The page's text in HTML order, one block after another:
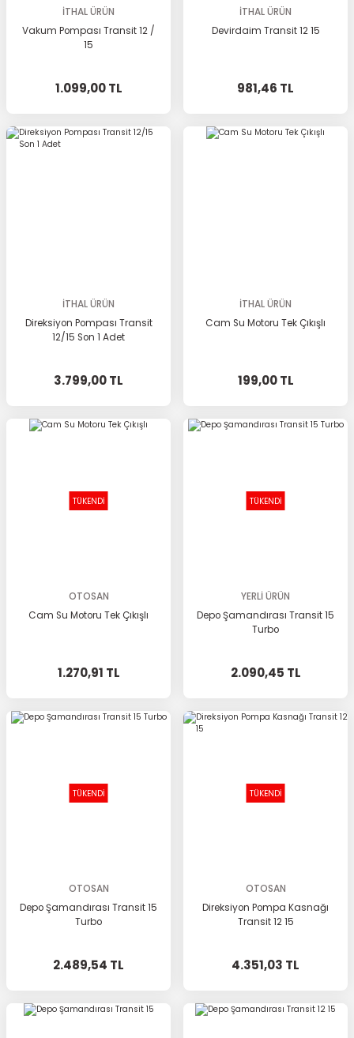
İTHAL ÜRÜN
Vakum Pompası Transit 12 /
15
1.099,00 TL
İTHAL ÜRÜN
Devirdaim Transit 12 15
981,46 TL
İTHAL ÜRÜN
Direksiyon Pompası Transit
12/15 Son 1 Adet
3.799,00 TL
İTHAL ÜRÜN
Cam Su Motoru Tek Çıkışlı
199,00 TL
TÜKENDİ
OTOSAN
Cam Su Motoru Tek Çıkışlı
1.270,91 TL
TÜKENDİ
YERLİ ÜRÜN
Depo Şamandırası Transit 15
Turbo
2.090,45 TL
TÜKENDİ
OTOSAN
Depo Şamandırası Transit 15
Turbo
2.489,54 TL
TÜKENDİ
OTOSAN
Direksiyon Pompa Kasnağı
Transit 12 15
4.351,03 TL